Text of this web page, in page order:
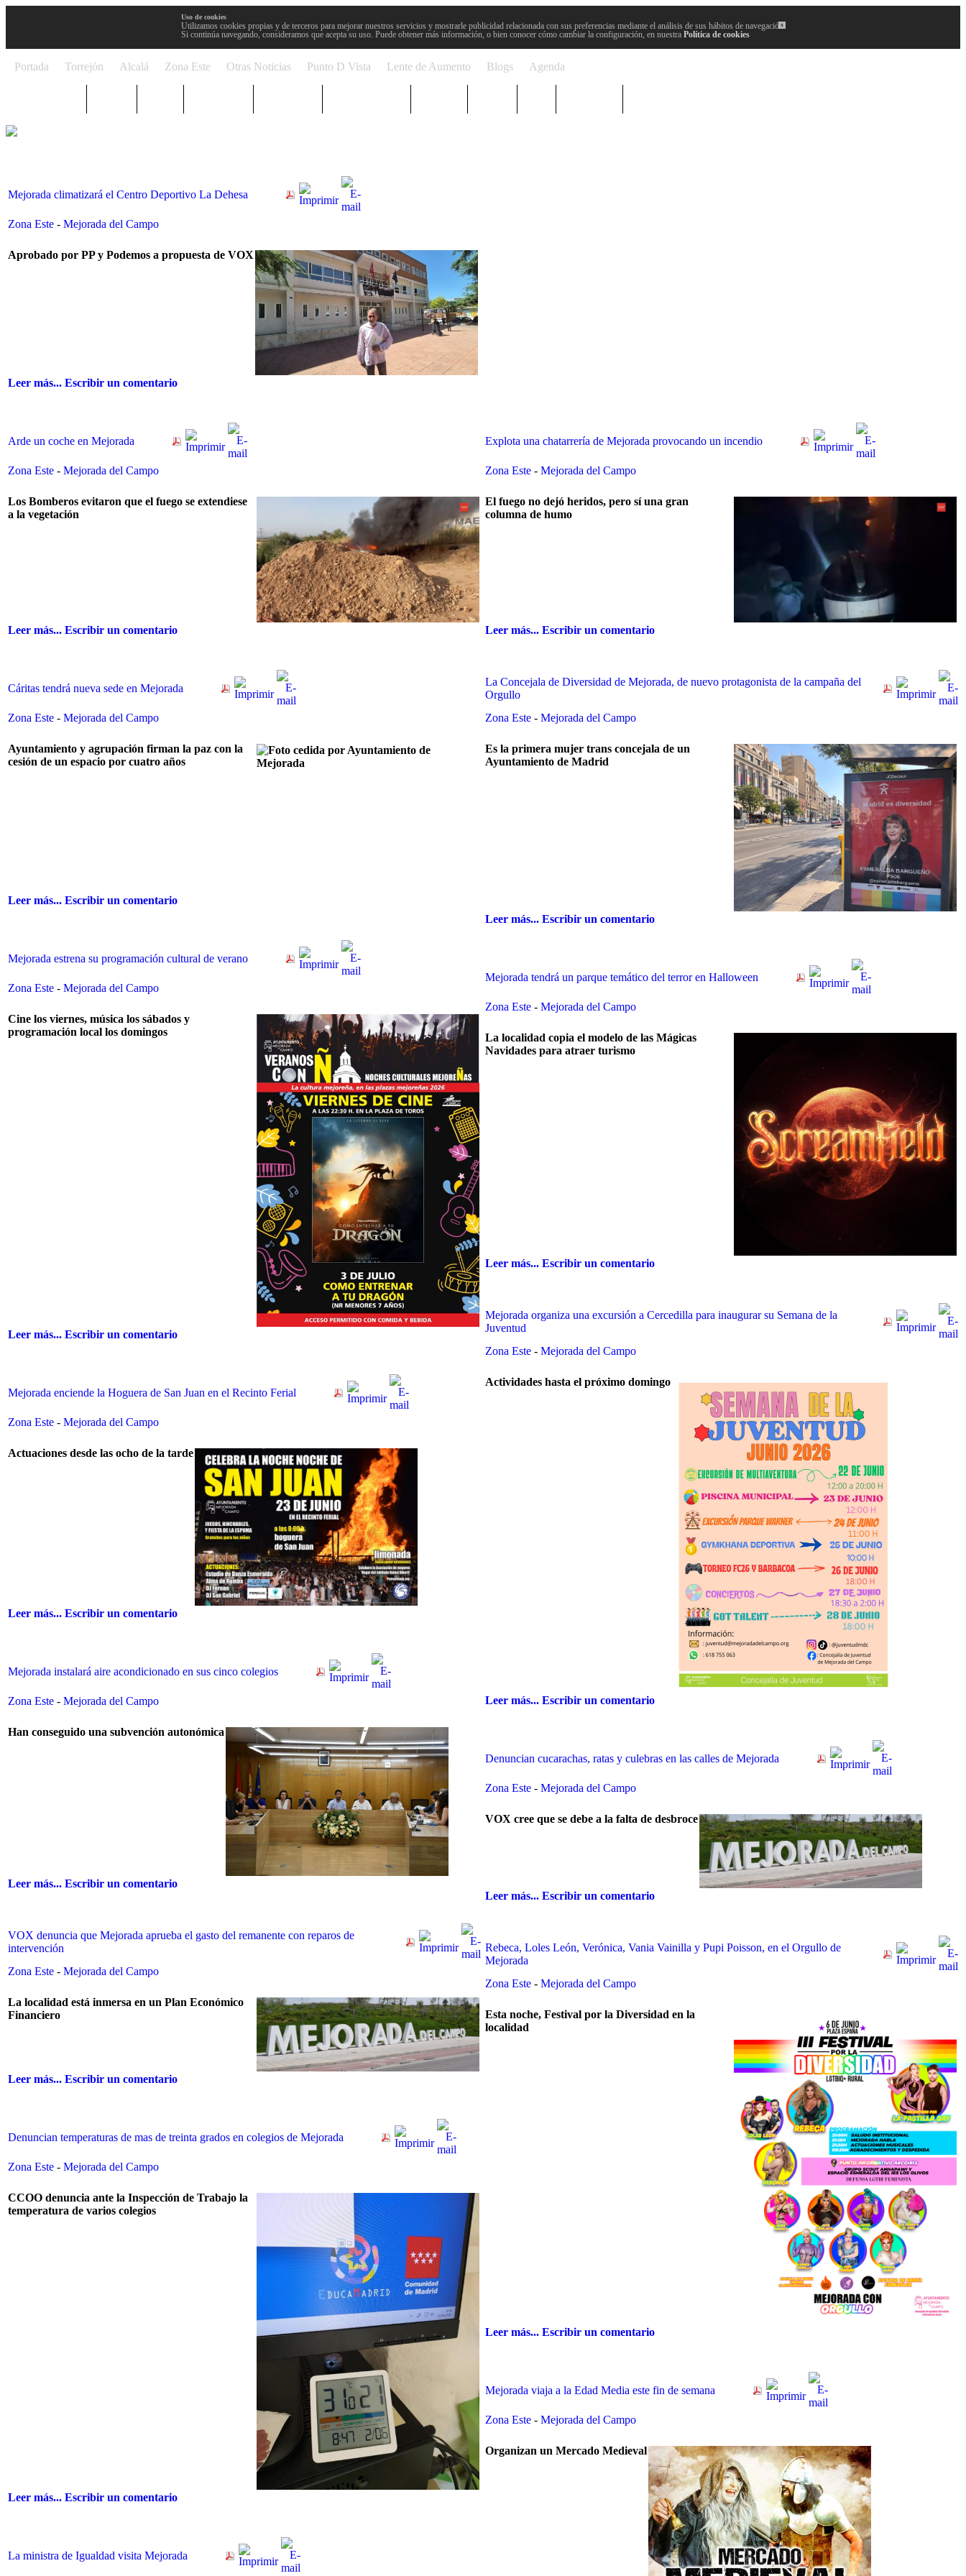
x
Uso de cookies
Utilizamos cookies propias y de terceros para mejorar nuestros servicios y mostrarle publicidad relacionada con sus preferencias mediante el análisis de sus hábitos de navegación.
Si continúa navegando, consideramos que acepta su uso. Puede obtener más información, o bien conocer cómo cambiar la configuración, en nuestra Política de cookies
Portada Torrejón Alcalá Zona Este Otras Noticias Punto D Vista Lente de Aumento Blogs Agenda
Mejorada climatizará el Centro Deportivo La Dehesa
Zona Este - Mejorada del Campo
Aprobado por PP y Podemos a propuesta de VOX
Leer más... Escribir un comentario
Arde un coche en Mejorada
Zona Este - Mejorada del Campo
Los Bomberos evitaron que el fuego se extendiese
a la vegetación
Leer más... Escribir un comentario
Cáritas tendrá nueva sede en Mejorada
Zona Este - Mejorada del Campo
Ayuntamiento y agrupación firman la paz con la
cesión de un espacio por cuatro años
Leer más... Escribir un comentario
Mejorada estrena su programación cultural de verano
Zona Este - Mejorada del Campo
Cine los viernes, música los sábados y
programación local los domingos
Leer más... Escribir un comentario
Mejorada enciende la Hoguera de San Juan en el Recinto Ferial
Zona Este - Mejorada del Campo
Actuaciones desde las ocho de la tarde
Leer más... Escribir un comentario
Mejorada instalará aire acondicionado en sus cinco colegios
Zona Este - Mejorada del Campo
Han conseguido una subvención autonómica
Leer más... Escribir un comentario
VOX denuncia que Mejorada aprueba el gasto del remanente con reparos de
intervención
Zona Este - Mejorada del Campo
La localidad está inmersa en un Plan Económico
Financiero
Leer más... Escribir un comentario
Denuncian temperaturas de mas de treinta grados en colegios de Mejorada
Zona Este - Mejorada del Campo
CCOO denuncia ante la Inspección de Trabajo la
temperatura de varios colegios
Leer más... Escribir un comentario
La ministra de Igualdad visita Mejorada
Explota una chatarrería de Mejorada provocando un incendio
Zona Este - Mejorada del Campo
El fuego no dejó heridos, pero sí una gran
columna de humo
Leer más... Escribir un comentario
La Concejala de Diversidad de Mejorada, de nuevo protagonista de la campaña del
Orgullo
Zona Este - Mejorada del Campo
Es la primera mujer trans concejala de un
Ayuntamiento de Madrid
Leer más... Escribir un comentario
Mejorada tendrá un parque temático del terror en Halloween
Zona Este - Mejorada del Campo
La localidad copia el modelo de las Mágicas
Navidades para atraer turismo
Leer más... Escribir un comentario
Mejorada organiza una excursión a Cercedilla para inaugurar su Semana de la
Juventud
Zona Este - Mejorada del Campo
Actividades hasta el próximo domingo
Leer más... Escribir un comentario
Denuncian cucarachas, ratas y culebras en las calles de Mejorada
Zona Este - Mejorada del Campo
VOX cree que se debe a la falta de desbroce
Leer más... Escribir un comentario
Rebeca, Loles León, Verónica, Vania Vainilla y Pupi Poisson, en el Orgullo de
Mejorada
Zona Este - Mejorada del Campo
Esta noche, Festival por la Diversidad en la
localidad
Leer más... Escribir un comentario
Mejorada viaja a la Edad Media este fin de semana
Zona Este - Mejorada del Campo
Organizan un Mercado Medieval